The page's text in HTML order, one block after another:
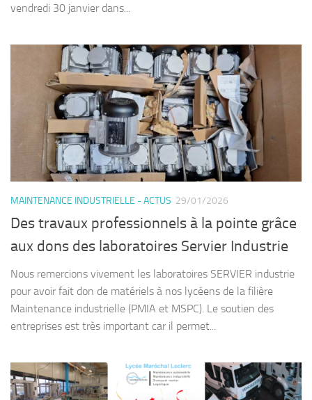
vendredi 30 janvier dans...
MAINTENANCE INDUSTRIELLE - ACTUS 29/01/2026
Des travaux professionnels à la pointe grâce
aux dons des laboratoires Servier Industrie
Nous remercions vivement les laboratoires SERVIER industrie
pour avoir fait don de matériels à nos lycéens de la filière
Maintenance industrielle (PMIA et MSPC). Le soutien des
entreprises est très important car il permet...